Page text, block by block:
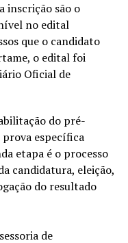
inscrição são o
no edital
que o candidato
o edital foi
Oficial de
do pré-
específica
etapa é o processo
candidatura, eleição,
do resultado
de